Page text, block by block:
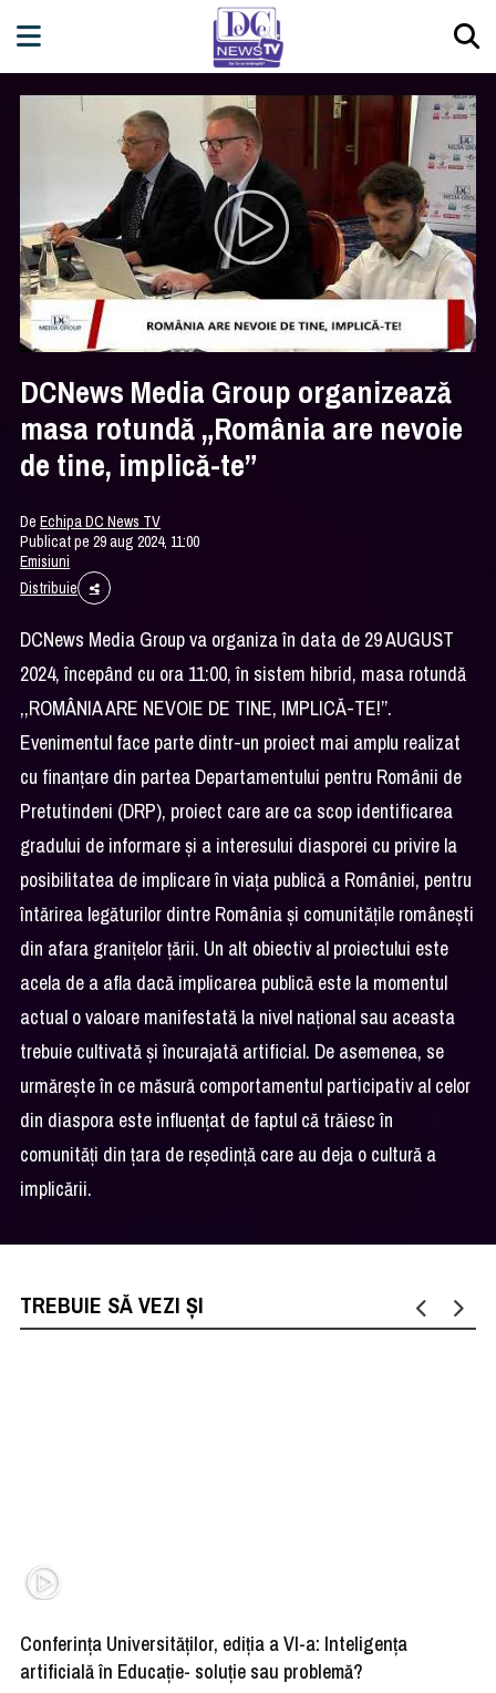
DCNews Media Group organizează
masa rotundă „România are nevoie
de tine, implică-te”
DeEchipa DC News TV
Publicat pe 29 aug 2024, 11:00
Emisiuni
Distribuie
DCNews Media Group va organiza în data de 29 AUGUST
2024, începând cu ora 11:00, în sistem hibrid, masa rotundă
,,ROMÂNIA ARE NEVOIE DE TINE, IMPLICĂ-TE!’’.
Evenimentul face parte dintr-un proiect mai amplu realizat
cu finanțare din partea Departamentului pentru Românii de
Pretutindeni (DRP), proiect care are ca scop identificarea
gradului de informare și a interesului diasporei cu privire la
posibilitatea de implicare în viața publică a României, pentru
întărirea legăturilor dintre România și comunitățile românești
din afara granițelor țării. Un alt obiectiv al proiectului este
acela de a afla dacă implicarea publică este la momentul
actual o valoare manifestată la nivel național sau aceasta
trebuie cultivată și încurajată artificial. De asemenea, se
urmărește în ce măsură comportamentul participativ al celor
din diaspora este influențat de faptul că trăiesc în
comunități din țara de reședință care au deja o cultură a
implicării.
TREBUIE SĂ VEZI ȘI
Conferința Universităților, ediția a VI-a: Inteligența
artificială în Educație- soluție sau problemă?